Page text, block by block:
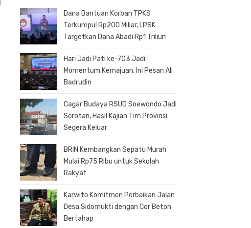
Dana Bantuan Korban TPKS
Terkumpul Rp200 Miliar, LPSK
Targetkan Dana Abadi Rp1 Triliun
Hari Jadi Pati ke-703 Jadi
Momentum Kemajuan, Ini Pesan Ali
Badrudin
Cagar Budaya RSUD Soewondo Jadi
Sorotan, Hasil Kajian Tim Provinsi
Segera Keluar
BRIN Kembangkan Sepatu Murah
Mulai Rp75 Ribu untuk Sekolah
Rakyat
Karwito Komitmen Perbaikan Jalan
Desa Sidomukti dengan Cor Beton
Bertahap